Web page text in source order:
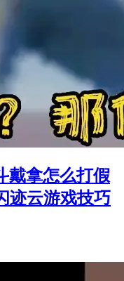
戴拿怎么打假
迹云游戏技巧